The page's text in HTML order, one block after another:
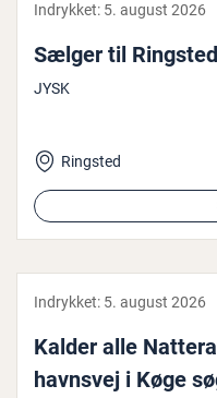
Indrykket: 5. august 2026
Sælger til Ringsted
JYSK
Ringsted
Indrykket: 5. august 2026
Kalder alle
havns­vej i Køge